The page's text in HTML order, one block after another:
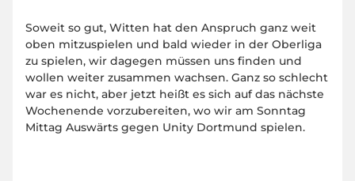
Soweit so gut, Witten hat den Anspruch ganz weit
oben mitzuspielen und bald wieder in der Oberliga
zu spielen, wir dagegen müssen uns finden und
wollen weiter zusammen wachsen. Ganz so schlecht
war es nicht, aber jetzt heißt es sich auf das nächste
Wochenende vorzubereiten, wo wir am Sonntag
Mittag Auswärts gegen Unity Dortmund spielen.